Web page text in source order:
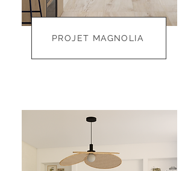
PROJET MAGNOLIA